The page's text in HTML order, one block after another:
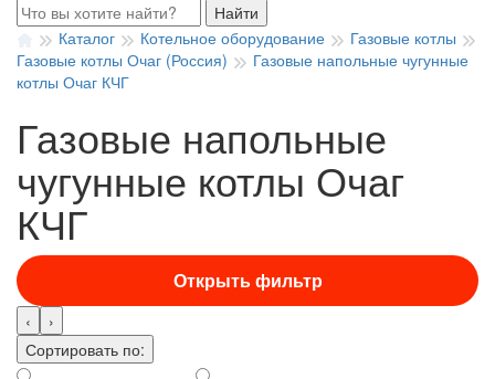
Найти
Каталог
Котельное оборудование
Газовые котлы
Газовые котлы Очаг (Россия)
Газовые напольные чугунные
котлы Очаг КЧГ
Газовые напольные
чугунные котлы Очаг
КЧГ
Открыть фильтр
‹
›
Сортировать по: